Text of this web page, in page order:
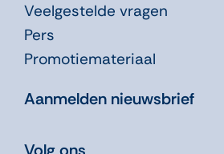
Veelgestelde vragen
Pers
Promotiemateriaal
Aanmelden nieuwsbrief